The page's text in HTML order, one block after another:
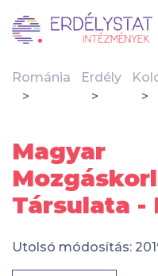
Románia Erdély
Magyar
Társulata -
Utolsó módosítás: